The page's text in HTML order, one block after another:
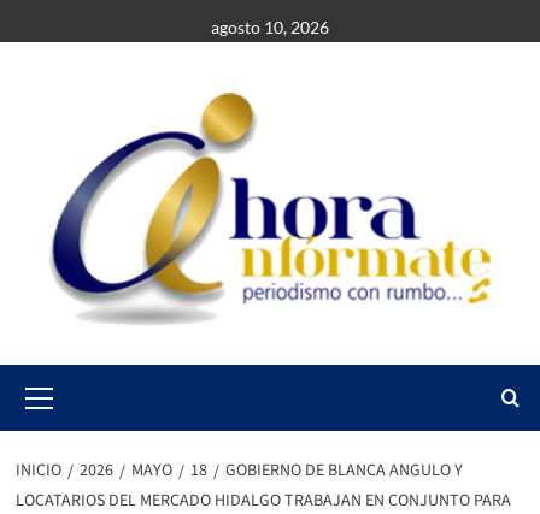
al
agosto 10, 2026
Menu
INICIO 2026 MAYO 18
GOBIERNO DE BLANCA ANGULO Y
LOCATARIOS DEL MERCADO HIDALGO TRABAJAN EN CONJUNTO PARA